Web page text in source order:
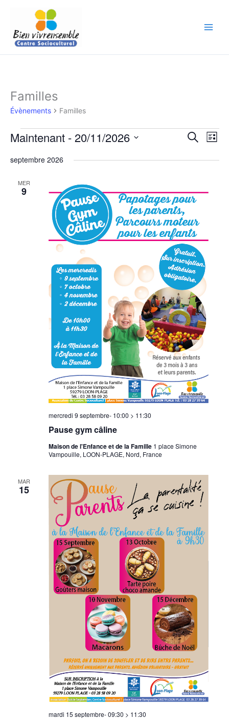
contenu
Familles
Évènements Familles
Évènements
Recherche
navigation
Évènements
Recherche
vues
Liste
Maintenant - 20/11/2026
une
septembre 2026
MER
9
Pause gym câline
mercredi 9 septembre- 10:00 > 11:30
Maison de l'Enfance et de la Famille 1 place Simone
Vampouille, LOON-PLAGE, Nord, France
MAR
15
mardi 15 septembre- 09:30 > 11:30